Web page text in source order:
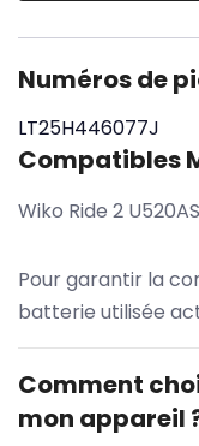
Numéros de
LT25H446077J
Compatibles
Wiko Ride 2 U520AS
Pour garantir la
batterie utilisée
Comment
mon appareil